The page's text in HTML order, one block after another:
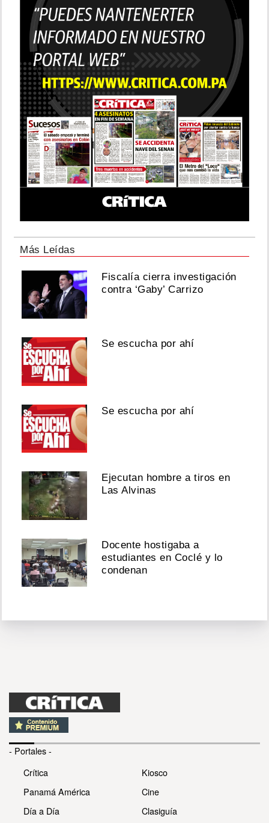
Más Leídas
Fiscalía cierra investigación
contra ‘Gaby’ Carrizo
Se escucha por ahí
Se escucha por ahí
Ejecutan hombre a tiros en
Las Alvinas
Docente hostigaba a
estudiantes en Coclé y lo
condenan
- Portales -
Crítica
Panamá América
Día a Día
Kiosco
Cine
Clasiguía